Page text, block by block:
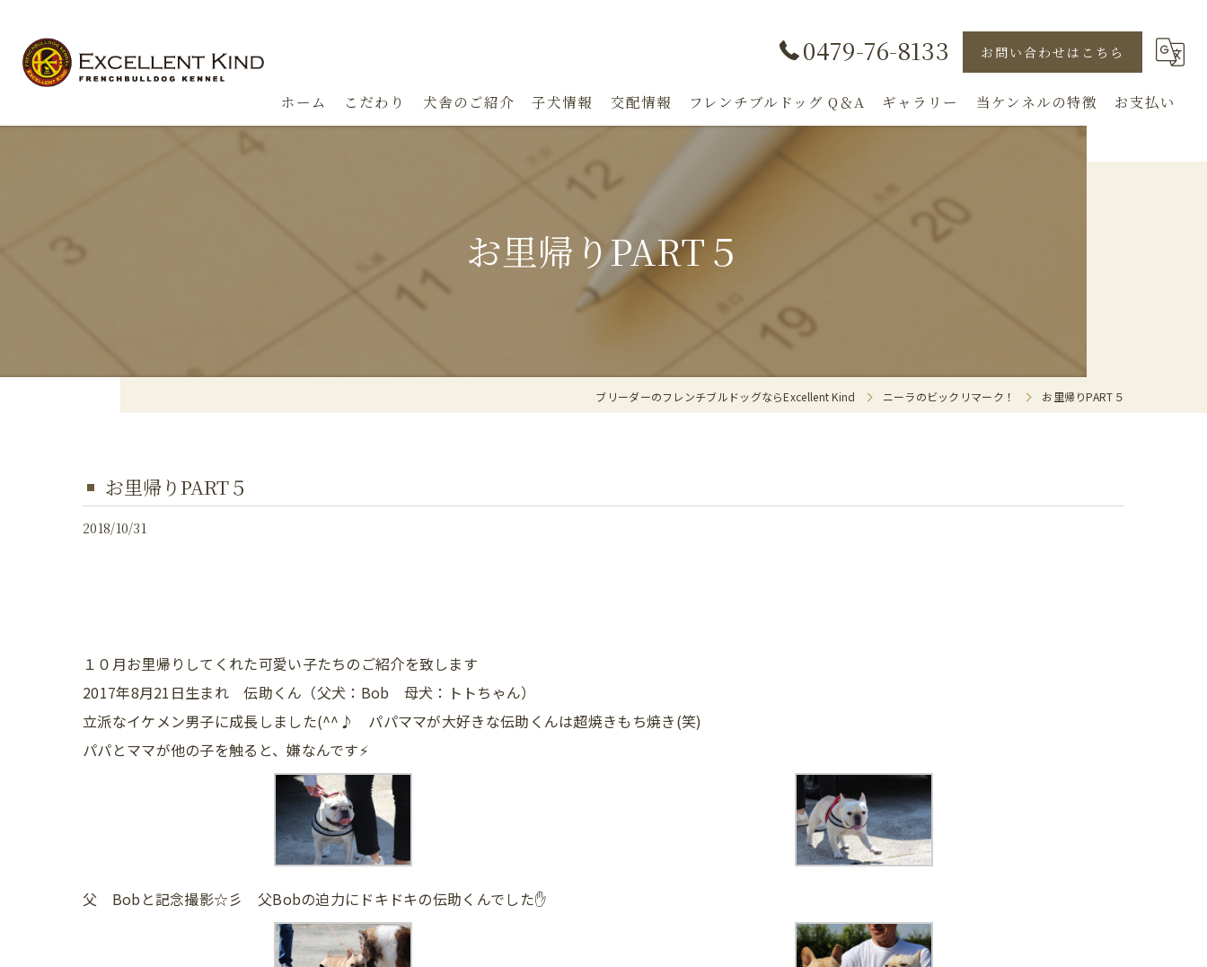
0479-76-8133 お問い合わせはこちら
ホーム こだわり 犬舎のご紹介 子犬情報 交配情報 フレンチブルドッグ Q＆A ギャラリー 当ケンネルの特徴 お支払い
お里帰りPART５
ブリーダーのフレンチブルドッグならExcellent Kind ニーラのビックリマーク！ お里帰りPART５
お里帰りPART５
2018/10/31
１０月お里帰りしてくれた可愛い子たちのご紹介を致します
2017年8月21日生まれ 伝助くん（父犬：Bob 母犬：トトちゃん）
立派なイケメン男子に成長しました(^^♪ パパママが大好きな伝助くんは超焼きもち焼き(笑)
パパとママが他の子を触ると、嫌なんです⚡
父 Bobと記念撮影☆彡 父Bobの迫力にドキドキの伝助くんでした✋